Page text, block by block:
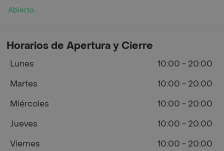
Abierto
Horarios de Apertura y Cierre
Lunes
10:00 - 20:00
Martes
10:00 - 20:00
Miércoles
10:00 - 20:00
Jueves
10:00 - 20:00
Viernes
10:00 - 20:00